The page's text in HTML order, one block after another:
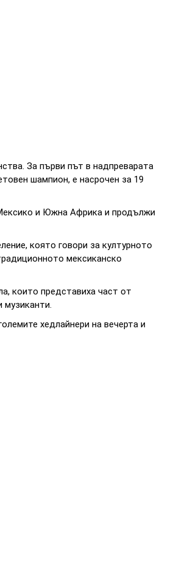
За първи път в надпреварата
шампион, е насрочен за 19
и Южна Африка и продължи
която говори за културното
мексиканско
които представиха част от
музиканти.
хедлайнери на вечерта и